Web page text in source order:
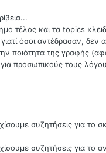
τέλος και τα topics
όσοι αντέδρασαν, δεν
ποιότητα της γραφής
προσωπικούς τους
συζητήσεις για το
συζητήσεις για το